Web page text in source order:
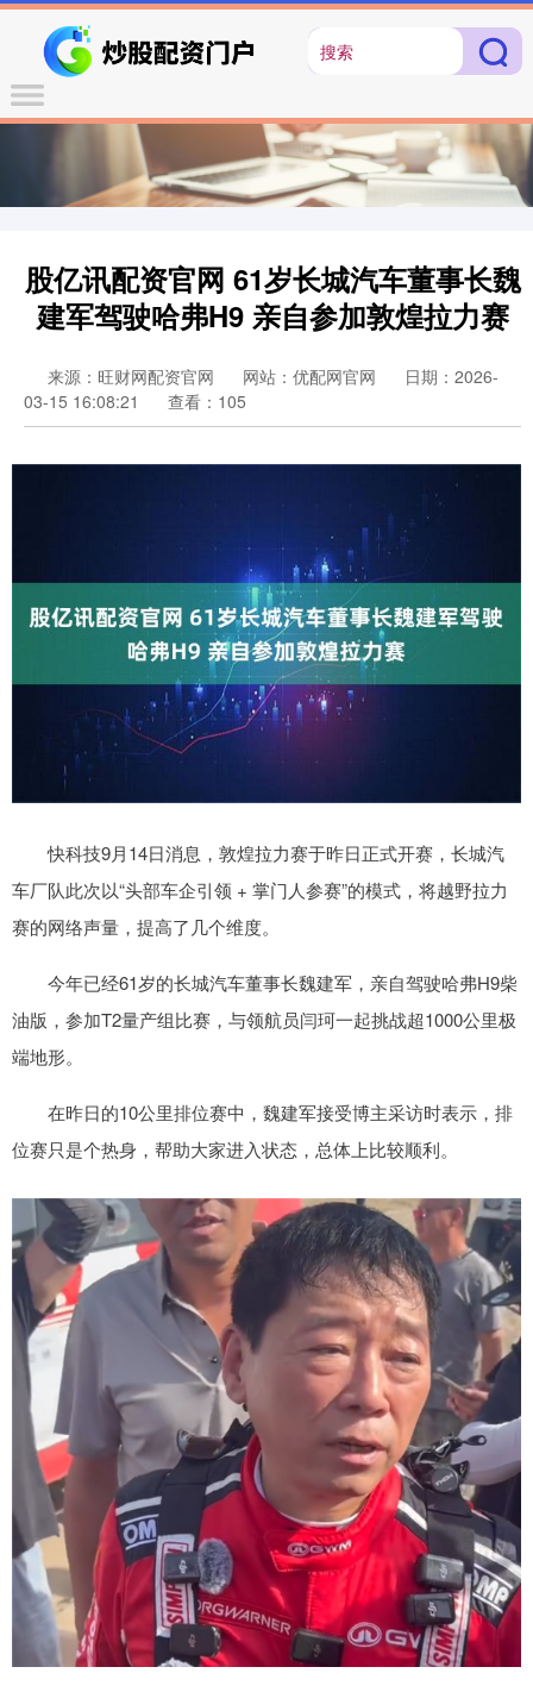
股亿讯配资官网 61岁长城汽车董事长魏
建军驾驶哈弗H9 亲自参加敦煌拉力赛
来源：旺财网配资官网 网站：优配网官网
日期：2026-
03-15 16:08:21
查看：105
快科技9月14日消息，敦煌拉力赛于昨日正式开赛，长城汽
车厂队此次以“头部车企引领 + 掌门人参赛”的模式，将越野拉力
赛的网络声量，提高了几个维度。
今年已经61岁的长城汽车董事长魏建军，亲自驾驶哈弗H9柴
油版，参加T2量产组比赛，与领航员闫珂一起挑战超1000公里极
端地形。
在昨日的10公里排位赛中，魏建军接受博主采访时表示，排
位赛只是个热身，帮助大家进入状态，总体上比较顺利。